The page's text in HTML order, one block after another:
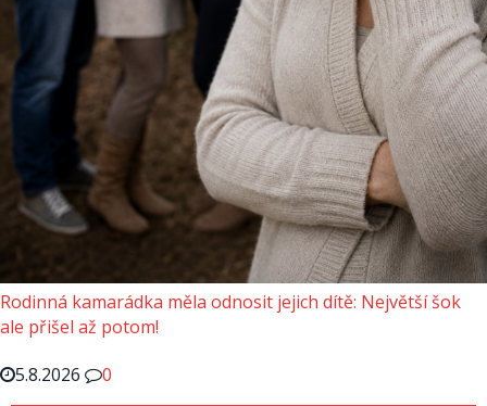
Rodinná kamarádka měla odnosit jejich dítě: Největší šok
ale přišel až potom!
5.8.2026
0